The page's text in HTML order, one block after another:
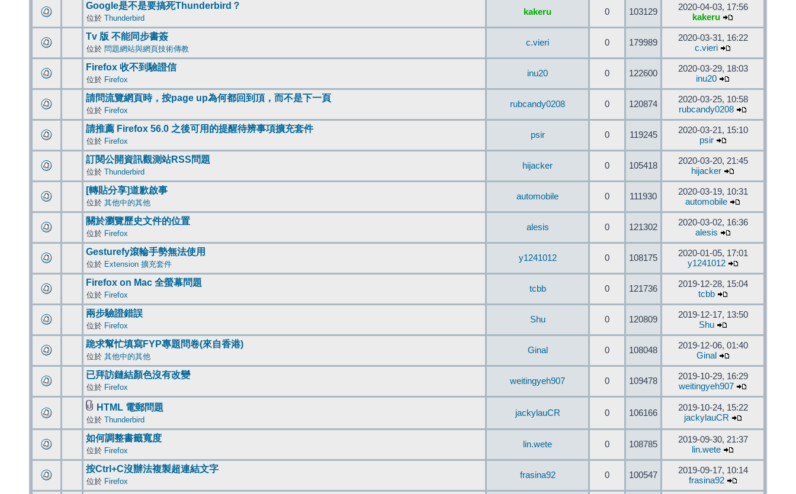
Google是不是要搞死Thunderbird？
位於 Thunderbird
kakeru 0 103129
2020-04-03, 17:56
kakeru
Tv 版 不能同步書簽
位於 問題網站與網頁技術傳教
c.vieri 0 179989
2020-03-31, 16:22
c.vieri
Firefox 收不到驗證信
位於 Firefox
inu20 0 122600
2020-03-29, 18:03
inu20
請問流覽網頁時，按page up為何都回到頂，而不是下一頁
位於 Firefox
rubcandy0208 0 120874
2020-03-25, 10:58
rubcandy0208
請推薦 Firefox 56.0 之後可用的提醒待辨事項擴充套件
位於 Firefox
psir 0 119245
2020-03-21, 15:10
psir
訂閱公開資訊觀測站RSS問題
位於 Thunderbird
hijacker 0 105418
2020-03-20, 21:45
hijacker
[轉貼分享]道歉啟事
位於 其他中的其他
automobile 0 111930
2020-03-19, 10:31
automobile
關於瀏覽歷史文件的位置
位於 Firefox
alesis 0 121302
2020-03-02, 16:36
alesis
Gesturefy滾輪手勢無法使用
位於 Extension 擴充套件
y1241012 0 108175
2020-01-05, 17:01
y1241012
Firefox on Mac 全螢幕問題
位於 Firefox
tcbb 0 121736
2019-12-28, 15:04
tcbb
兩步驗證錯誤
位於 Firefox
Shu 0 120809
2019-12-17, 13:50
Shu
跪求幫忙填寫FYP專題問卷(來自香港)
位於 其他中的其他
Ginal 0 108048
2019-12-06, 01:40
Ginal
已拜訪鏈結顏色沒有改變
位於 Firefox
weitingyeh907 0 109478
2019-10-29, 16:29
weitingyeh907
HTML 電郵問題
位於 Thunderbird
jackylauCR 0 106166
2019-10-24, 15:22
jackylauCR
如何調整書籤寬度
位於 Firefox
lin.wete 0 108785
2019-09-30, 21:37
lin.wete
按Ctrl+C沒辦法複製超連結文字
位於 Firefox
frasina92 0 100547
2019-09-17, 10:14
frasina92